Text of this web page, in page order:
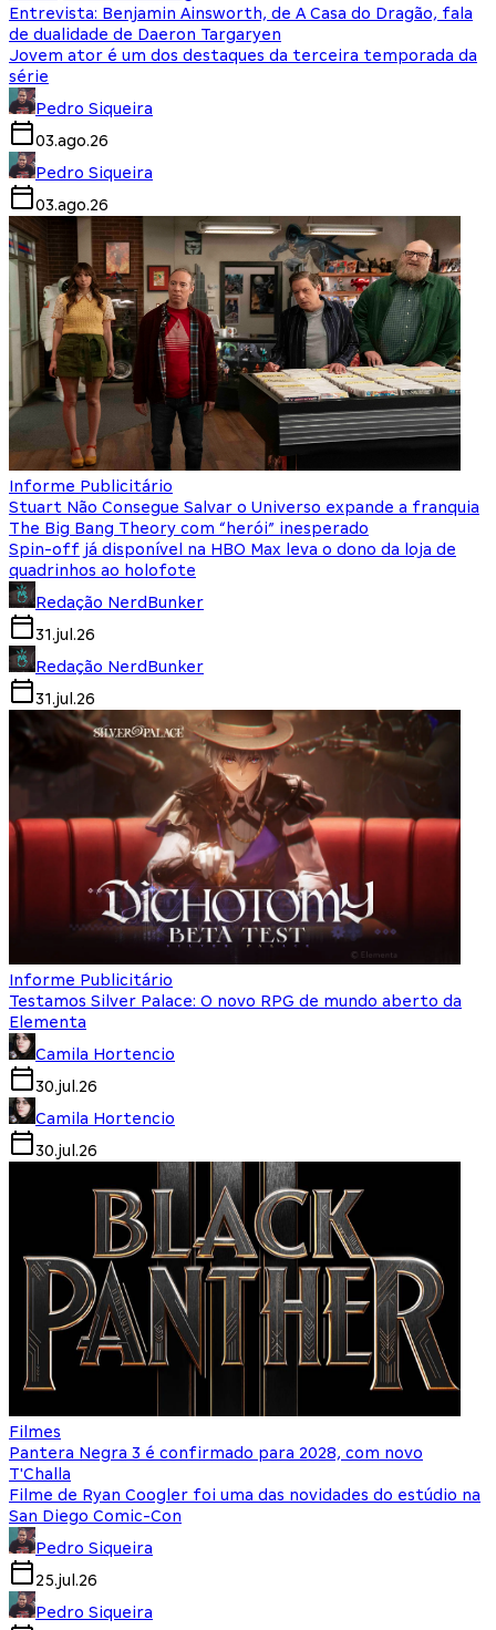
Entrevista: Benjamin Ainsworth, de A Casa do Dragão, fala
de dualidade de Daeron Targaryen
Jovem ator é um dos destaques da terceira temporada da
série
Pedro Siqueira
03.ago.26
Pedro Siqueira
03.ago.26
Informe Publicitário
Stuart Não Consegue Salvar o Universo expande a franquia
The Big Bang Theory com “herói” inesperado
Spin-off já disponível na HBO Max leva o dono da loja de
quadrinhos ao holofote
Redação NerdBunker
31.jul.26
Redação NerdBunker
31.jul.26
Informe Publicitário
Testamos Silver Palace: O novo RPG de mundo aberto da
Elementa
Camila Hortencio
30.jul.26
Camila Hortencio
30.jul.26
Filmes
Pantera Negra 3 é confirmado para 2028, com novo
T'Challa
Filme de Ryan Coogler foi uma das novidades do estúdio na
San Diego Comic-Con
Pedro Siqueira
25.jul.26
Pedro Siqueira